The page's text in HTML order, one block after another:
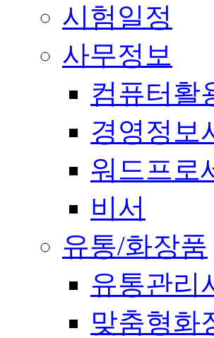
시험일정
사무정보
컴퓨터활
경영정보
워드프로
비서
유통/화장품
유통관리
맞춤형화